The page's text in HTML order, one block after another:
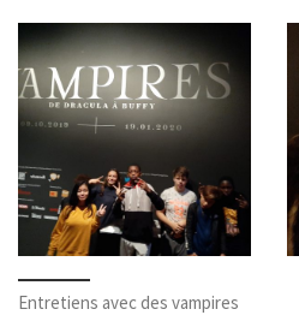
Entretiens avec des vampires